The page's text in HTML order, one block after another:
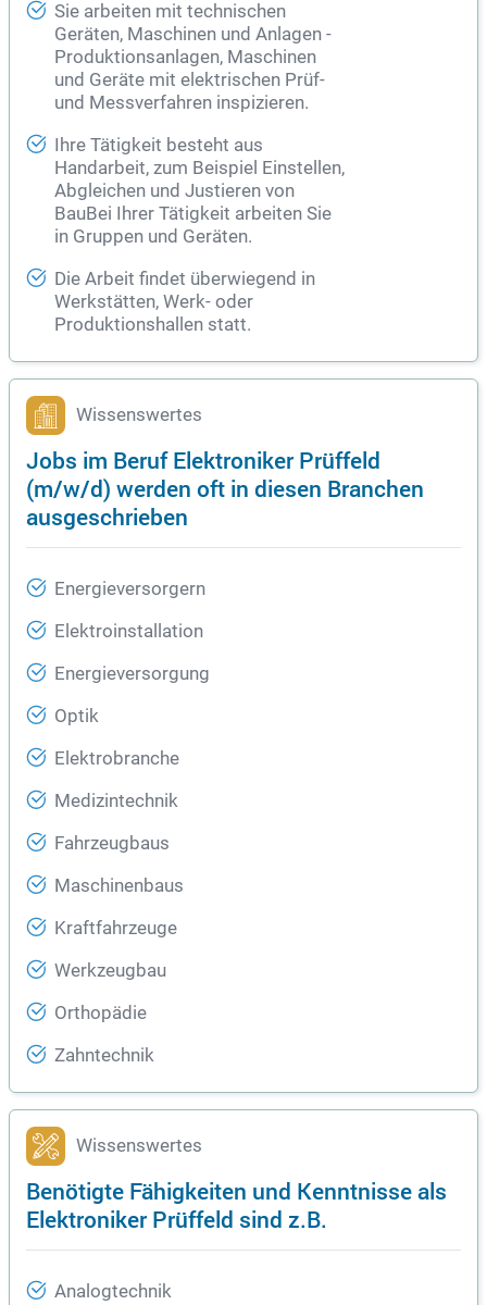
Sie arbeiten mit technischen
Geräten, Maschinen und Anlagen -
Produktionsanlagen, Maschinen
und Geräte mit elektrischen Prüf-
und Messverfahren inspizieren.
Ihre Tätigkeit besteht aus
Handarbeit, zum Beispiel Einstellen,
Abgleichen und Justieren von
BauBei Ihrer Tätigkeit arbeiten Sie
in Gruppen und Geräten.
Die Arbeit findet überwiegend in
Werkstätten, Werk- oder
Produktionshallen statt.
Wissenswertes
Jobs im Beruf Elektroniker Prüffeld
(m/w/d) werden oft in diesen Branchen
ausgeschrieben
Energieversorgern
Elektroinstallation
Energieversorgung
Optik
Elektrobranche
Medizintechnik
Fahrzeugbaus
Maschinenbaus
Kraftfahrzeuge
Werkzeugbau
Orthopädie
Zahntechnik
Wissenswertes
Benötigte Fähigkeiten und Kenntnisse als
Elektroniker Prüffeld sind z.B.
Analogtechnik